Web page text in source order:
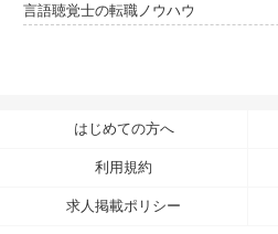
言語聴覚士の転職ノウハウ
はじめての方へ
利用規約
求人掲載ポリシー